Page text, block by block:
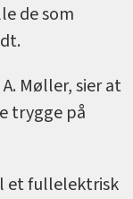
de som
Møller, sier at
trygge på
et fullelektrisk